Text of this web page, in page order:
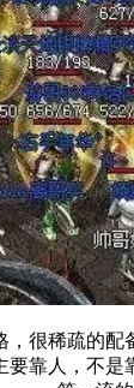
很稀疏的配
要靠人，不是